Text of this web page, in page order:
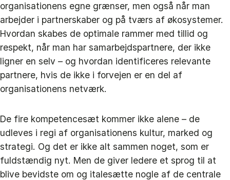
organisationens egne grænser, men også når man
arbejder i partnerskaber og på tværs af økosystemer.
Hvordan skabes de optimale rammer med tillid og
respekt, når man har samarbejdspartnere, der ikke
ligner en selv – og hvordan identificeres relevante
partnere, hvis de ikke i forvejen er en del af
organisationens netværk.
De fire kompetencesæt kommer ikke alene – de
udleves i regi af organisationens kultur, marked og
strategi. Og det er ikke alt sammen noget, som er
fuldstændig nyt. Men de giver ledere et sprog til at
blive bevidste om og italesætte nogle af de centrale